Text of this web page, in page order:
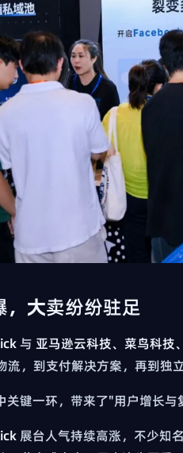
，大卖纷纷驻足
与 亚马逊云科技、菜鸟科
流，到支付解决方案，再到独
关键一环，带来了"用户增长与
展台人气持续高涨，不少知